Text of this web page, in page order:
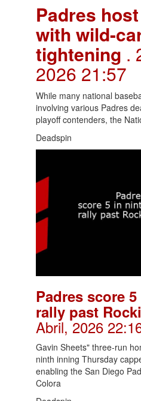
Padres
with wild-
tightening .
2026 21:57
While many national
involving various Padres
playoff contenders, the
Deadspin
Padres score
rally past
Abril, 2026
Gavin Sheets" three-run
ninth inning Thursday
enabling the San Diego
Colora